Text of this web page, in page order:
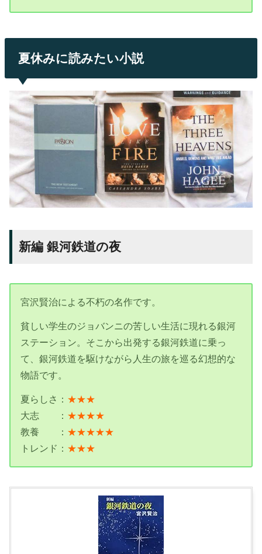
夏休みに読みたい小説
新編 銀河鉄道の夜
宮沢賢治による不朽の名作です。
貧しい学生のジョバンニの苦しい生活に現れる銀河
ステーション。そこから出発する銀河鉄道に乗っ
て、銀河鉄道を駆けながら人生の旅を巡る幻想的な
物語です。
夏らしさ： ★★★
大志 ： ★★★★
教養 ： ★★★★★
トレンド： ★★★